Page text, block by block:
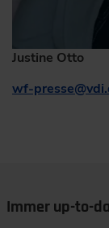
Justine Otto
wf-presse@
Immer up-to-